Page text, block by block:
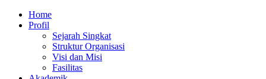
Home
Profil
Sejarah Singkat
Struktur Organisasi
Visi dan Misi
Fasilitas